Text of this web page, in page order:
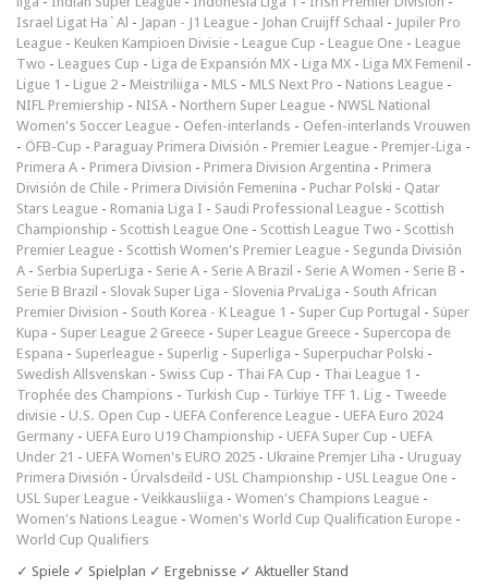
Israel Ligat Ha`Al - Japan - J1 League - Johan Cruijff Schaal - Jupiler Pro
League - Keuken Kampioen Divisie - League Cup - League One - League
Two - Leagues Cup - Liga de Expansión MX - Liga MX - Liga MX Femenil -
Ligue 1 - Ligue 2 - Meistriliiga - MLS - MLS Next Pro - Nations League -
NIFL Premiership - NISA - Northern Super League - NWSL National
Women's Soccer League - Oefen-interlands - Oefen-interlands Vrouwen
- ÖFB-Cup - Paraguay Primera División - Premier League - Premjer-Liga -
Primera A - Primera Division - Primera Division Argentina - Primera
División de Chile - Primera División Femenina - Puchar Polski - Qatar
Stars League - Romania Liga I - Saudi Professional League - Scottish
Championship - Scottish League One - Scottish League Two - Scottish
Premier League - Scottish Women's Premier League - Segunda División
A - Serbia SuperLiga - Serie A - Serie A Brazil - Serie A Women - Serie B -
Serie B Brazil - Slovak Super Liga - Slovenia PrvaLiga - South African
Premier Division - South Korea - K League 1 - Super Cup Portugal - Süper
Kupa - Super League 2 Greece - Super League Greece - Supercopa de
Espana - Superleague - Superlig - Superliga - Superpuchar Polski -
Swedish Allsvenskan - Swiss Cup - Thai FA Cup - Thai League 1 -
Trophée des Champions - Turkish Cup - Türkiye TFF 1. Lig - Tweede
divisie - U.S. Open Cup - UEFA Conference League - UEFA Euro 2024
Germany - UEFA Euro U19 Championship - UEFA Super Cup - UEFA
Under 21 - UEFA Women's EURO 2025 - Ukraine Premjer Liha - Uruguay
Primera División - Úrvalsdeild - USL Championship - USL League One -
USL Super League - Veikkausliiga - Women's Champions League -
Women's Nations League - Women's World Cup Qualification Europe -
World Cup Qualifiers
✓ Spiele ✓ Spielplan ✓ Ergebnisse ✓ Aktueller Stand